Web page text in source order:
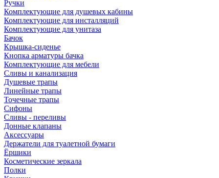
Ручки
Комплектующие для душевых кабины
Комплектующие для инсталляций
Комплектующие для унитаза
Бачок
Крышка-сиденье
Кнопка арматуры бачка
Комплектующие для мебели
Сливы и канализация
Душевые трапы
Линейные трапы
Точечные трапы
Сифоны
Сливы - переливы
Донные клапаны
Аксессуары
Держатели для туалетной бумаги
Ёршики
Косметические зеркала
Полки